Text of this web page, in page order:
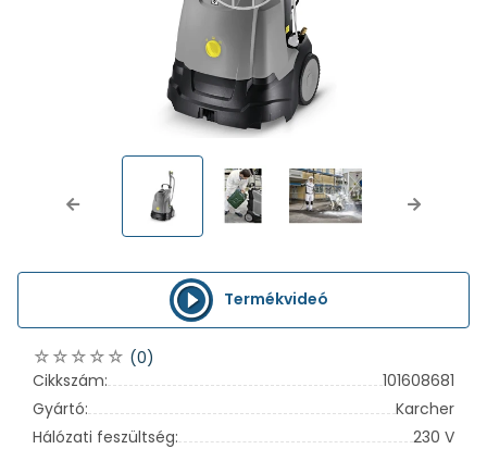
Termékvideó
Previous Next
(0)
Cikkszám:
101608681
Gyártó:
Karcher
Hálózati feszültség:
230 V